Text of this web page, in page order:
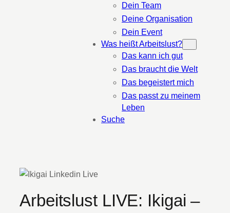
Dein Team
Deine Organisation
Dein Event
Was heißt Arbeitslust?
Das kann ich gut
Das braucht die Welt
Das begeistert mich
Das passt zu meinem
Leben
Suche
Arbeitslust LIVE: Ikigai –